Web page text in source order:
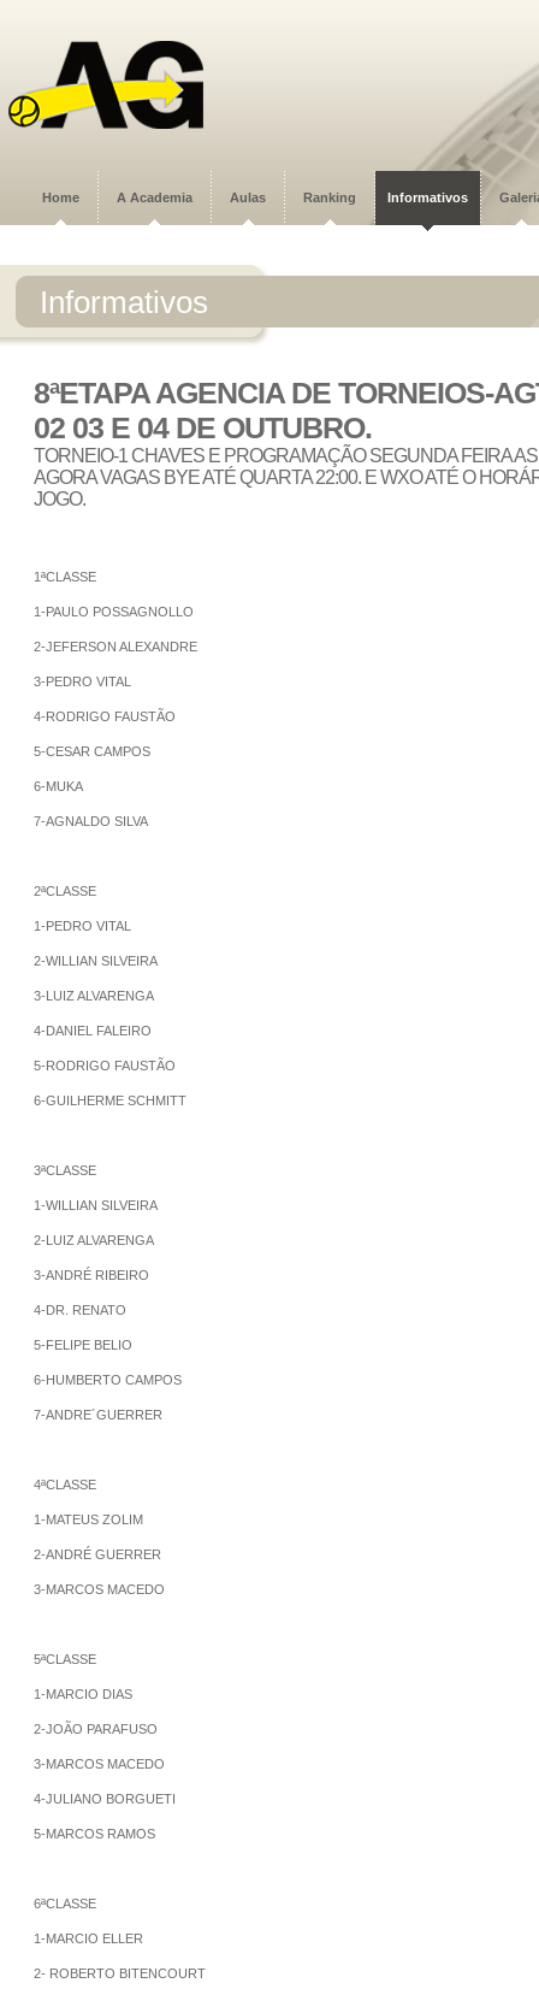
Home A Academia Aulas Ranking Informativos
Informativos
8ªETAPA AGENCIA DE TORNEIOS-
02 03 E 04 DE OUTUBRO.
TORNEIO-1 CHAVES E PROGRAMAÇÃO SEGUNDA FEIRA AS
AGORA VAGAS BYE ATÉ QUARTA 22:00. E WXO ATÉ O
JOGO.
1ªCLASSE
1-PAULO POSSAGNOLLO
2-JEFERSON ALEXANDRE
3-PEDRO VITAL
4-RODRIGO FAUSTÃO
5-CESAR CAMPOS
6-MUKA
7-AGNALDO SILVA
2ªCLASSE
1-PEDRO VITAL
2-WILLIAN SILVEIRA
3-LUIZ ALVARENGA
4-DANIEL FALEIRO
5-RODRIGO FAUSTÃO
6-GUILHERME SCHMITT
3ªCLASSE
1-WILLIAN SILVEIRA
2-LUIZ ALVARENGA
3-ANDRÉ RIBEIRO
4-DR. RENATO
5-FELIPE BELIO
6-HUMBERTO CAMPOS
7-ANDRE´GUERRER
4ªCLASSE
1-MATEUS ZOLIM
2-ANDRÉ GUERRER
3-MARCOS MACEDO
5ªCLASSE
1-MARCIO DIAS
2-JOÃO PARAFUSO
3-MARCOS MACEDO
4-JULIANO BORGUETI
5-MARCOS RAMOS
6ªCLASSE
1-MARCIO ELLER
2- ROBERTO BITENCOURT